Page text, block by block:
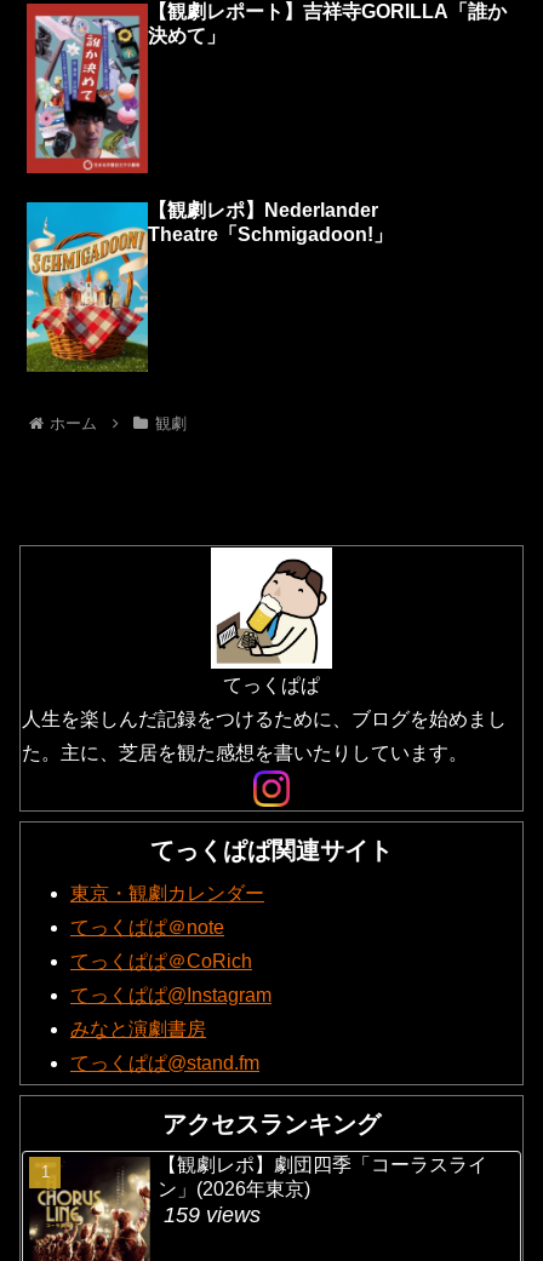
【観劇レポート】吉祥寺GORILLA「誰か
決めて」
【観劇レポ】Nederlander
Theatre「Schmigadoon!」
ホーム 観劇
てっくぱぱ
人生を楽しんだ記録をつけるために、ブログを始めまし
た。主に、芝居を観た感想を書いたりしています。
てっくぱぱ関連サイト
東京・観劇カレンダー
てっくぱぱ＠note
てっくぱぱ＠CoRich
てっくぱぱ@Instagram
みなと演劇書房
てっくぱぱ@stand.fm
アクセスランキング
【観劇レポ】劇団四季「コーラスライ
ン」(2026年東京)
159 views